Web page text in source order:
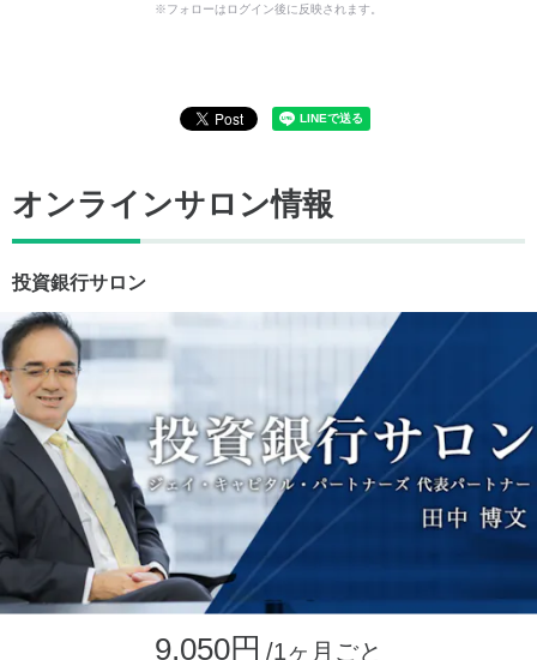
※フォローはログイン後に反映されます。
オンラインサロン情報
投資銀行サロン
9,050円 /1ヶ月ごと